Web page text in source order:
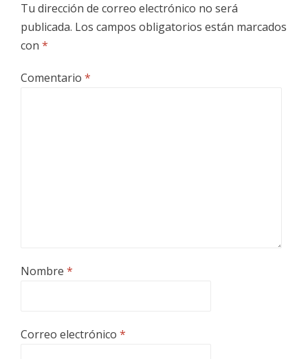
Tu dirección de correo electrónico no será
publicada. Los campos obligatorios están marcados
con *
Comentario *
Nombre *
Correo electrónico *